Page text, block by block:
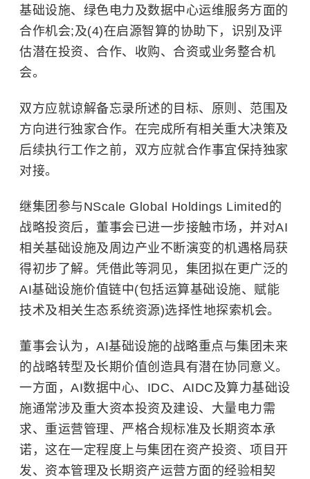
基础设施、绿色电力及数据中心运维服务方面的
合作机会;及(4)在启源智算的协助下，识别及评
估潜在投资、合作、收购、合资或业务整合机
会。
双方应就谅解备忘录所述的目标、原则、范围及
方向进行独家合作。在完成所有相关重大决策及
后续执行工作之前，双方应就合作事宜保持独家
对接。
继集团参与NScale Global Holdings Limited的
战略投资后，董事会已进一步接触市场，并对AI
相关基础设施及周边产业不断演变的机遇格局获
得初步了解。凭借此等洞见，集团拟在更广泛的
AI基础设施价值链中(包括运算基础设施、赋能
技术及相关生态系统资源)选择性地探索机会。
董事会认为，AI基础设施的战略重点与集团未来
的战略转型及长期价值创造具有潜在协同意义。
一方面，AI数据中心、IDC、AIDC及算力基础设
施通常涉及重大资本投资及建设、大量电力需
求、重运营管理、严格合规标准及长期资本承
诺，这在一定程度上与集团在资产投资、项目开
发、资本管理及长期资产运营方面的经验相契